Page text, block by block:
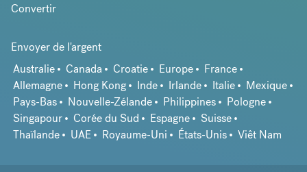
Convertir
Envoyer de l'argent
Australie
Canada Croatie Europe
France
Allemagne
Hong Kong Inde Irlande Italie
Mexique
Pays-Bas
Nouvelle-Zélande Philippines
Pologne
Singapour
Corée du Sud Espagne
Suisse
Thaïlande
UAE Royaume-Uni États-Unis Viêt Nam